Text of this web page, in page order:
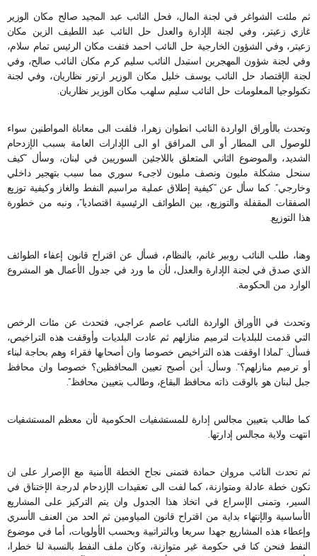
ثم ملئت الشواغر في لجنة المال، فحل النائب عبد المجيد صالح مكان الوزير
غازي زعيتر، وفي لجنة الإدارة والعدل حل النائب عبد اللطيف الزين مكان
زعيتر، وفي الشؤون الخارجية حل النائب احمد فتفت مكان الرئيس تمام سلام،
وفي لجنة شؤون المهجرين استبدل النائب سليم كرم مكان النائب صالح، وفي
لجنة الإقتصاد حل النائب يوسف خليل مكان الوزير ارتور نظاريان، وفي لجنة
تكنولوجيا المعلومات حل النائب سليم سلهب مكان الوزير نظاريان.
وتحدث بالأوراق الواردة النائب انطوان زهرا، فلفت الى معاناة المواطنين سواء
للوصول الى المطار أو الى المرافق او الى الإدارات العامة بسبب الإزدحام
الشديد، والموضوع الثاني المتعلق باللاجئين السوريين في لبنان، وسأل “كيف
سنحل مشكلة مليون ونصف مليون لاجىء سوري مما سبب بتهجير داخلي
وخارجي”. كما سأل عن “كيفية إطلاق عملية مراسيم النفط والغاز وكيفية توزيع
الصفقات المقفلة والتوزيع، بين الطوائف الرئيسية اقتصاديا”، ونبه من خطورة
هذا التوزيع.
وهنا، طلب النائب روبير غانم، بالنظام، فسأل عن اقتراح قانون إعفاء الطوائف
الذي صدق في لجنة الإدارة والعدل، لأن ما ورد في جدول الأعمال هو المشروع
الوارد من الحكومة.
وتحدث في الأوراق الواردة النائب عاصم عراجي، فتحدث عن مئات الرخص
التي قدمت للبلديات لترميم منازلهم ثم عادت البلديات وأوقفت هذه التراخيص،
فسأل: “لماذا اوقفت هذه التراخيص خصوصا وان أصحابها فقراء وهم بحاجة لبناء
أو ترميم منازلهم؟”. وسأل: أين أصبح تعيين المحافظين؟ خصوصا وان محافظ
جبل لبنان هو بالوقت ذاته محافظ البقاع، وطالب بتعيين محافظ”.
كما طالب بتعيين مجالس إدارة للمستشفيات الحكومية لأن معظم المستشفيات
انتهت ولاية مجالس إدارتها.
ثم تحدث النائب مروان حمادة فتمنى نجاح الخطة الأمنية مع الإصرار على ان
تكون خطة عادلة ومتوازنة، كما لفت الى تعقيدات الإزدحام لدرجة الإختناق في
السير، وتمنى الإسراع في اتخاذ هذا الجدول وان يتم التركيز على المشاريع
الأساسية والإنتهاء بداية من اقتراح قانون المياومين ثم الحد من العنف الأسري
وإعطاء هذه المشاريع جهدا سريعا وبالتراتبية وبحسب الأولويات، أما في موضوع
النفط فنحن كنا في حكومة غير متوازنة، وكان ملف النفط بالنسبة لنا خطرا،